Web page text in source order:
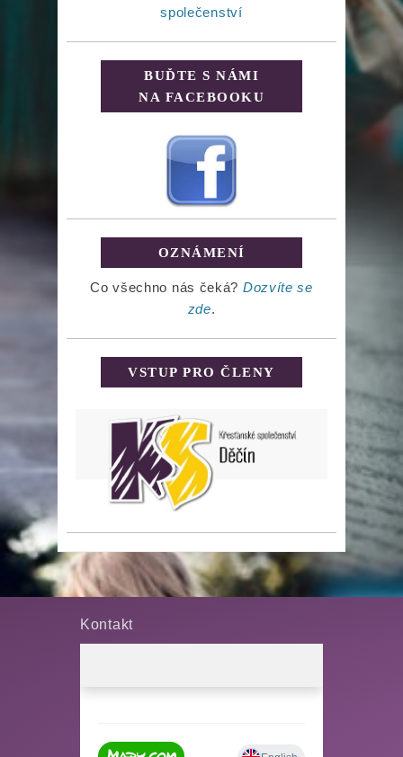
společenství
BUĎTE S NÁMI
NA FACEBOOKU
OZNÁMENÍ
Co všechno nás čeká? Dozvíte se
zde.
VSTUP PRO ČLENY
Kontakt